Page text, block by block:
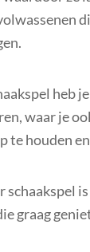
heb
waar je
te houden
graag